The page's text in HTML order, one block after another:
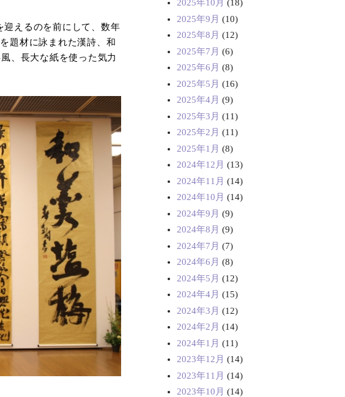
迎えるのを前にして、数年
題材に詠まれた漢詩、和
、長大な紙を使った気力
2025年10月 (18)
2025年9月 (10)
2025年8月 (12)
2025年7月 (6)
2025年6月 (8)
2025年5月 (16)
2025年4月 (9)
2025年3月 (11)
2025年2月 (11)
2025年1月 (8)
2024年12月 (13)
2024年11月 (14)
2024年10月 (14)
2024年9月 (9)
2024年8月 (9)
2024年7月 (7)
2024年6月 (8)
2024年5月 (12)
2024年4月 (15)
2024年3月 (12)
2024年2月 (14)
2024年1月 (11)
2023年12月 (14)
2023年11月 (14)
2023年10月 (14)